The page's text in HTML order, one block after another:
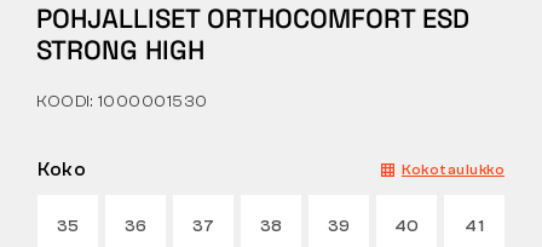
MEISTÄ
POHJALLISET ORTHOCOMFORT ESD
STRONG HIGH
KOODI: 1000001530
Koko Kokotaulukko
35 36 37 38 39 40 41